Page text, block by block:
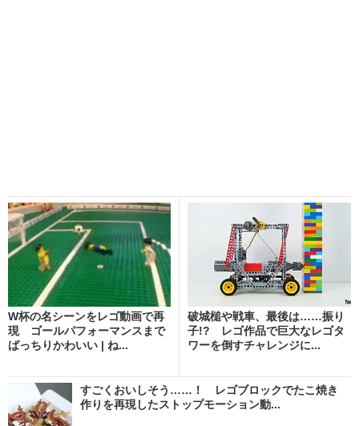
W杯の名シーンをレゴ動画で再
現 ゴールパフォーマンスまで
ばっちりかわいい | ね...
破城槌や戦車、最後は……振り
子!? レゴ作品で巨大なレゴタ
ワーを倒すチャレンジに...
すごくおいしそう……！ レゴブロックでたこ焼き
作りを再現したストップモーション動...